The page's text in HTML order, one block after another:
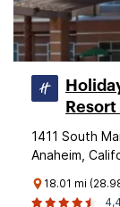
1411 South
Anaheim,
18.01 mi